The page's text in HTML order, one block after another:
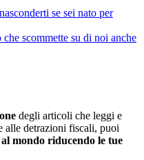
se sei nato per
scommette su di noi anche
degli articoli che leggi e
alle detrazioni fiscali, puoi
mondo riducendo le tue